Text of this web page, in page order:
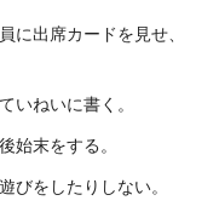
に出席カードを見せ、
いねいに書く。
始末をする。
びをしたりしない。